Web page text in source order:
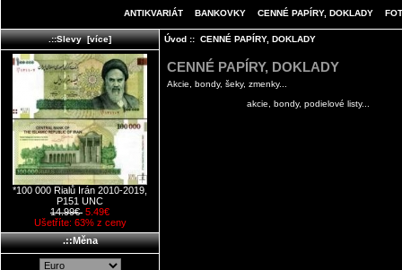
ANTIKVARIÁT BANKOVKY CENNÉ PAPÍRY, DOKLADY
.::Slevy [více]
*100 000 Rialů Irán 2010-2019,
P151 UNC
14.99€ 5.49€
Ušetříte: 63% z ceny
.::Měna
Úvod:: CENNÉ PAPÍRY, DOKLADY
CENNÉ PAPÍRY, DOKLADY
Akcie, bondy, šeky, zmenky...
akcie, bondy, podielové listy...